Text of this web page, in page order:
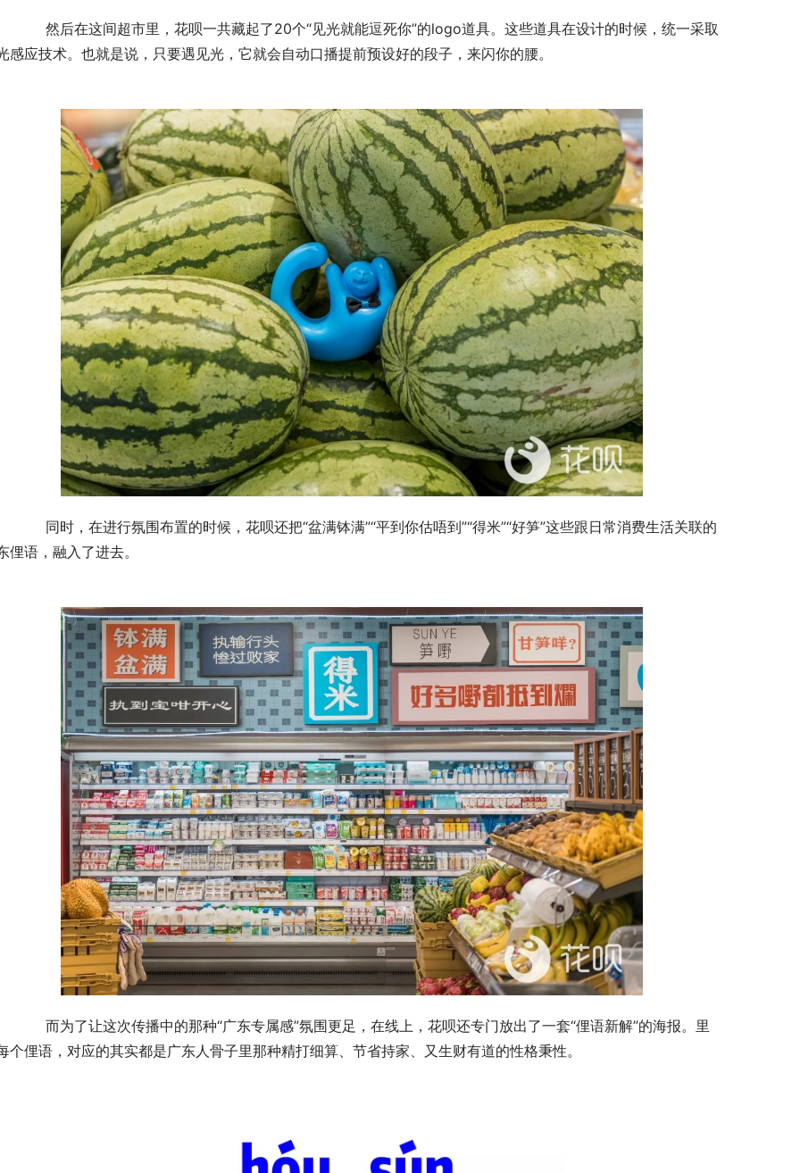
感应技术。也就是说，只要遇见光，它就会自动口播提前预设好的段子，来闪你的腰。
俚语，融入了进去。
个俚语，对应的其实都是广东人骨子里那种精打细算、节省持家、又生财有道的性格秉性。